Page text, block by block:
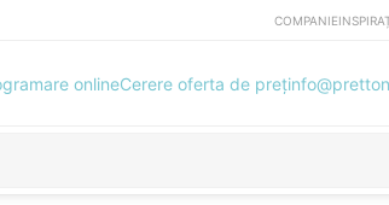
COMPANIE
onlineCerere oferta de preț